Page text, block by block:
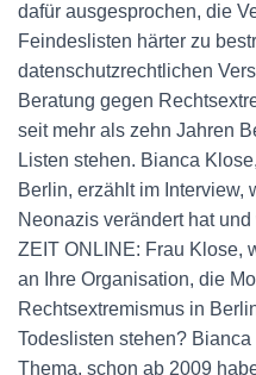
dafür ausgesprochen, die
Feindeslisten härter zu
datenschutzrechtlichen
Beratung gegen
seit mehr als zehn Jahren
Listen stehen. Bianca
Berlin, erzählt im Interview,
Neonazis verändert hat
ZEIT ONLINE: Frau Klose,
an Ihre Organisation, die
Rechtsextremismus in
Todeslisten stehen?
Thema, schon ab 2009